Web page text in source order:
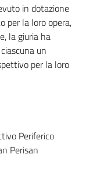
in dotazione
per la loro opera,
la giuria ha
un
per la loro
Periferico
Perisan